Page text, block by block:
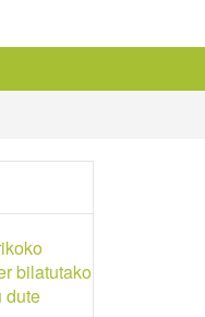
bilatutako
dute